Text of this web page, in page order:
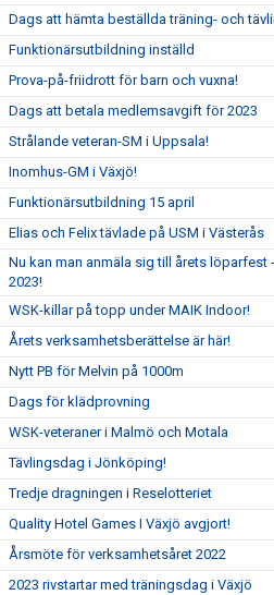
Dags att hämta beställda träning- och
Funktionärsutbildning inställd
Prova-på-friidrott för barn och vuxna!
Dags att betala medlemsavgift för 2023
Strålande veteran-SM i Uppsala!
Inomhus-GM i Växjö!
Funktionärsutbildning 15 april
Elias och Felix tävlade på USM i Västerås
Nu kan man anmäla sig till årets löparfest
2023!
WSK-killar på topp under MAIK Indoor!
Årets verksamhetsberättelse är här!
Nytt PB för Melvin på 1000m
Dags för klädprovning
WSK-veteraner i Malmö och Motala
Tävlingsdag i Jönköping!
Tredje dragningen i Reselotteriet
Quality Hotel Games I Växjö avgjort!
Årsmöte för verksamhetsåret 2022
2023 rivstartar med träningsdag i Växjö